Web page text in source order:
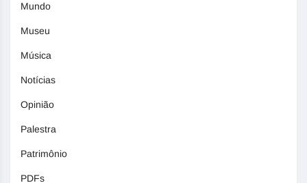
Mundo
Museu
Música
Notícias
Opinião
Palestra
Patrimônio
PDFs